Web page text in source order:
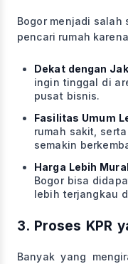
Bogor menjadi
pencari rumah
Dekat dengan
ingin tinggal di
pusat bisnis.
Fasilitas Umum
rumah sakit,
semakin
Harga Lebih
Bogor bisa
lebih terjangkau
3. Proses KPR
Banyak yang